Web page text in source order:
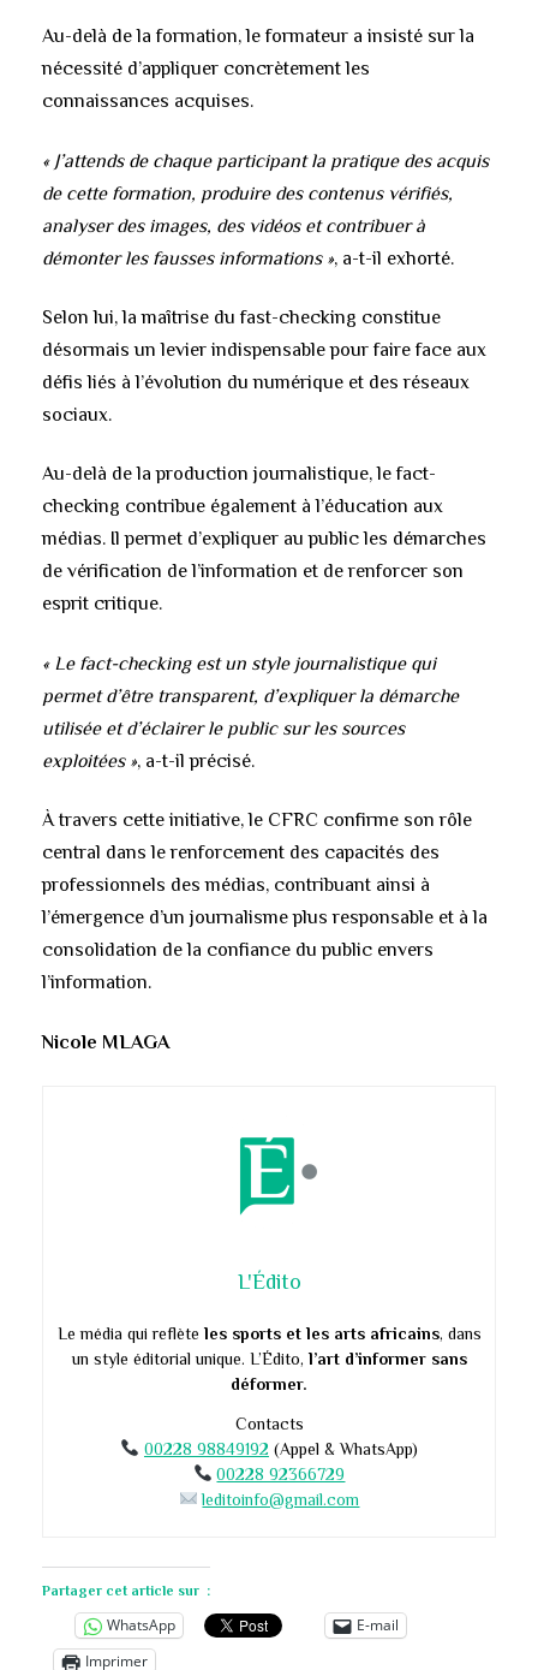
Au-delà de la formation, le formateur a insisté sur la
nécessité d’appliquer concrètement les
connaissances acquises.
« J’attends de chaque participant la pratique des acquis
de cette formation, produire des contenus vérifiés,
analyser des images, des vidéos et contribuer à
démonter les fausses informations », a-t-il exhorté.
Selon lui, la maîtrise du fast-checking constitue
désormais un levier indispensable pour faire face aux
défis liés à l’évolution du numérique et des réseaux
sociaux.
Au-delà de la production journalistique, le fact-
checking contribue également à l’éducation aux
médias. Il permet d’expliquer au public les démarches
de vérification de l’information et de renforcer son
esprit critique.
« Le fact-checking est un style journalistique qui
permet d’être transparent, d’expliquer la démarche
utilisée et d’éclairer le public sur les sources
exploitées », a-t-il précisé.
À travers cette initiative, le CFRC confirme son rôle
central dans le renforcement des capacités des
professionnels des médias, contribuant ainsi à
l’émergence d’un journalisme plus responsable et à la
consolidation de la confiance du public envers
l’information.
Nicole MLAGA
L'Édito
Le média qui reflète les sports et les arts africains, dans
un style éditorial unique. L’Édito, l’art d’informer sans
déformer.
Contacts
00228 98849192 (Appel & WhatsApp)
00228 92366729
leditoinfo@gmail.com
Partager cet article sur :
WhatsApp
E-mail
Imprimer